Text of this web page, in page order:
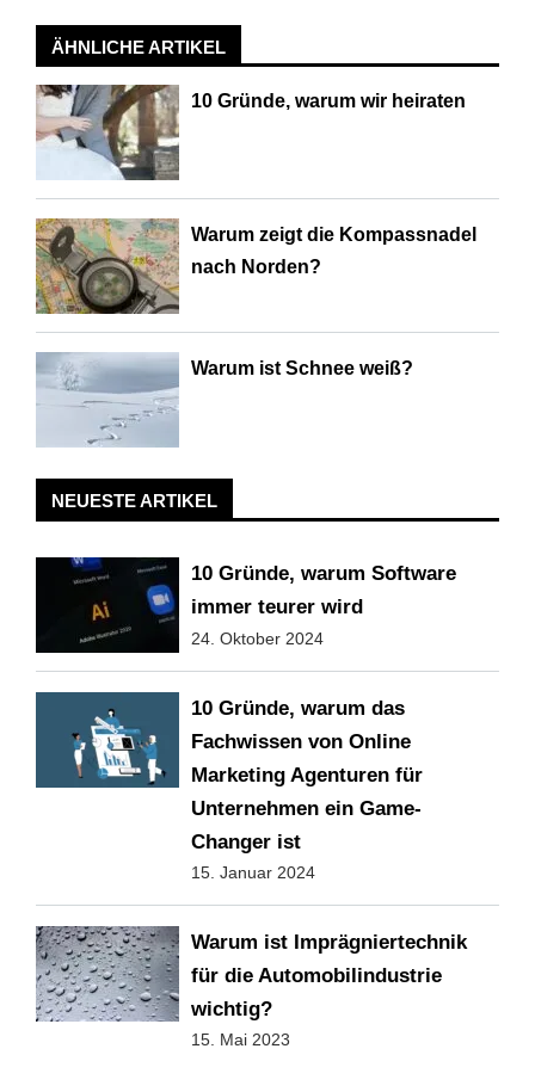
ÄHNLICHE ARTIKEL
10 Gründe, warum wir heiraten
Warum zeigt die Kompassnadel
nach Norden?
Warum ist Schnee weiß?
NEUESTE ARTIKEL
10 Gründe, warum Software
immer teurer wird
24. Oktober 2024
10 Gründe, warum das
Fachwissen von Online
Marketing Agenturen für
Unternehmen ein Game-
Changer ist
15. Januar 2024
Warum ist Imprägniertechnik
für die Automobilindustrie
wichtig?
15. Mai 2023